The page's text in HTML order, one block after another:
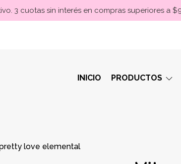
3 cuotas sin interés en compras superiores a
INICIO PRODUCTOS
love elemental